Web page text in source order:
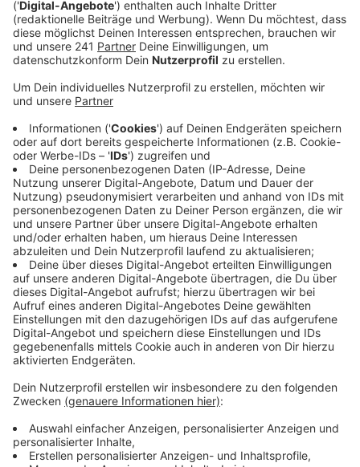
Anzeige
Fördergelder sollen Kosten minimieren
Die Kosten für das Projekt sollen durch Fördergelder
zu über 90 Prozent gedeckt werden. Für den Kreis
Euskirchen bliebe damit ein Eigenanteil von nur rund
6.600 Euro. Um die Kosten weiter gering zu halten,
werden bestehende Mountainbike- und
Radknotenpunktnetze genutzt. Diese sollen lediglich
ergänzt, beschildert und in der App „Outdooractive“
eingetragen werden.
Was sind Gravelbikes?
Anzeige